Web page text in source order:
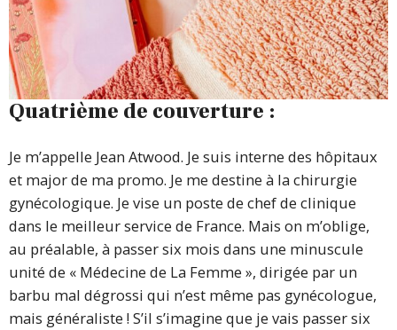
Quatrième de couverture :
Je m’appelle Jean Atwood. Je suis interne des hôpitaux
et major de ma promo. Je me destine à la chirurgie
gynécologique. Je vise un poste de chef de clinique
dans le meilleur service de France. Mais on m’oblige,
au préalable, à passer six mois dans une minuscule
unité de « Médecine de La Femme », dirigée par un
barbu mal dégrossi qui n’est même pas gynécologue,
mais généraliste ! S’il s’imagine que je vais passer six